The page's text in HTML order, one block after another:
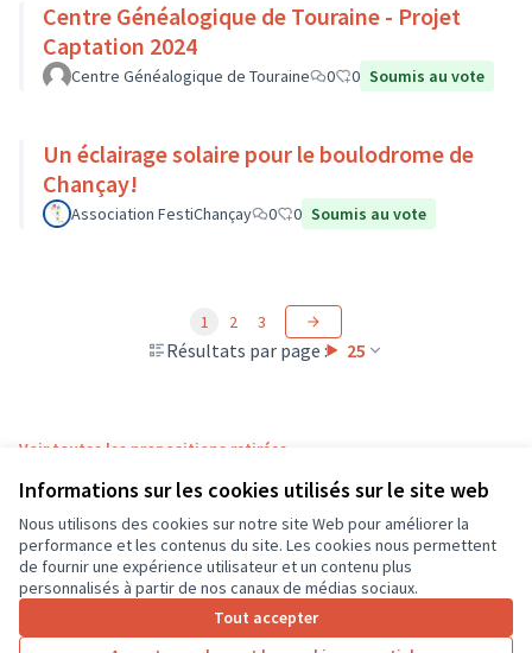
Informations sur les cookies utilisés sur le site web
Nous utilisons des cookies sur notre site Web pour améliorer la
performance et les contenus du site. Les cookies nous permettent
de fournir une expérience utilisateur et un contenu plus
personnalisés à partir de nos canaux de médias sociaux.
Tout accepter
Centre Généalogique de Touraine - Projet
Captation 2024
Centre Généalogique de Touraine 0 0 Soumis au vote
Un éclairage solaire pour le boulodrome de
Chançay!
Association FestiChançay 0 0 Soumis au vote
Résultats par page : 25
1 2 3
Voir toutes les propositions retirées
Conditions d'utilisation
Paramètres des cookies
CD37 sur X
(Lien externe)
CD37 sur Facebook
CD37 sur Instagram
CD37 sur YouTube
(Lien externe)